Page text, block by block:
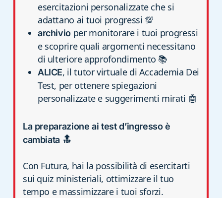
esercitazioni personalizzate che si
adattano ai tuoi progressi 💯
archivio per monitorare i tuoi progressi
e scoprire quali argomenti necessitano
di ulteriore approfondimento 📚
ALICE, il tutor virtuale di Accademia Dei
Test, per ottenere spiegazioni
personalizzate e suggerimenti mirati 🤖
La preparazione ai test d’ingresso è
cambiata 🔝
Con Futura, hai la possibilità di esercitarti
sui quiz ministeriali, ottimizzare il tuo
tempo e massimizzare i tuoi sforzi.